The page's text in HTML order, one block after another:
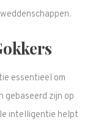
essentieel om
gebaseerd zijn op
intelligentie helpt